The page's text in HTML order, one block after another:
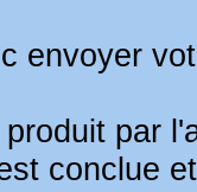
envoyer
par
conclue